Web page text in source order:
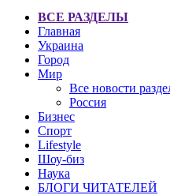
ВСЕ РАЗДЕЛЫ
Главная
Украина
Город
Мир
Все новости
Россия
Бизнес
Спорт
Lifestyle
Шоу-биз
Наука
БЛОГИ ЧИТАТЕЛЕЙ